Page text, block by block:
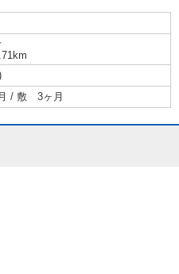
/ 敷 3ヶ月